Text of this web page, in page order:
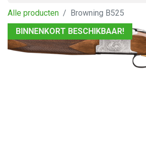
Alle producten
Browning B525
BINNENKORT BESCHIKBAAR!